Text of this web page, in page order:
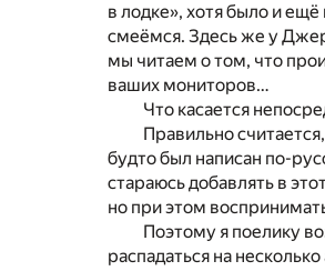
в лодке», хотя было и
смеёмся. Здесь же у
мы читаем о том, что
ваших мониторов…
Что касается
Правильно
будто был написан по-
стараюсь добавлять в
но при этом
Поэтому я поелику
распадаться на